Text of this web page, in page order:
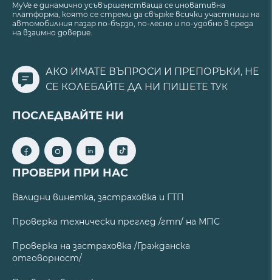
MyVe е динамично усъвършенстваща се иновативна
платформа, която се стреми да свърже всички участници на
автомобилния пазар по-бързо, по-лесно и по-удобно в среда
на взаимно доверие.
АКО ИМАТЕ ВЪПРОСИ И ПРЕПОРЪКИ, НЕ
СЕ КОЛЕБАЙТЕ ДА НИ ПИШЕТЕ ТУК
ПОСЛЕДВАЙТЕ НИ
ПРОВЕРИ ПРИ НАС
Валидни винетка, застраховка и ГТП
Проверка технически преглед /гтп/ на МПС
Проверка на застраховка /Гражданска
отговорност/